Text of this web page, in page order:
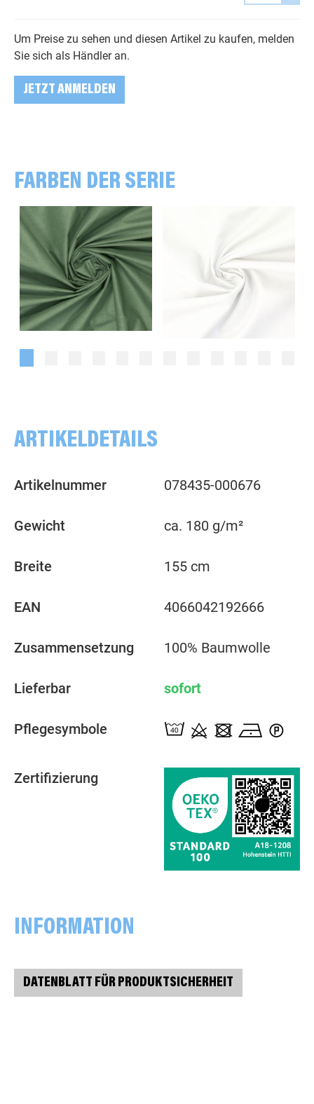
Um Preise zu sehen und diesen Artikel zu kaufen, melden
Sie sich als Händler an.
JETZT ANMELDEN
FARBEN DER SERIE
ARTIKELDETAILS
Artikelnummer 078435-000676
Gewicht ca. 180 g/m²
Breite 155 cm
EAN 4066042192666
Zusammensetzung 100% Baumwolle
Lieferbar sofort
Pflegesymbole
Zertifizierung
INFORMATION
DATENBLATT FÜR PRODUKTSICHERHEIT